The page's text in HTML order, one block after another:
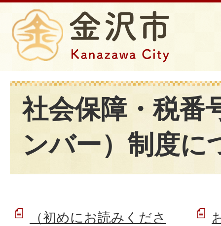
社会保障・税番
ンバー）制度に
（初めにお読みくださ